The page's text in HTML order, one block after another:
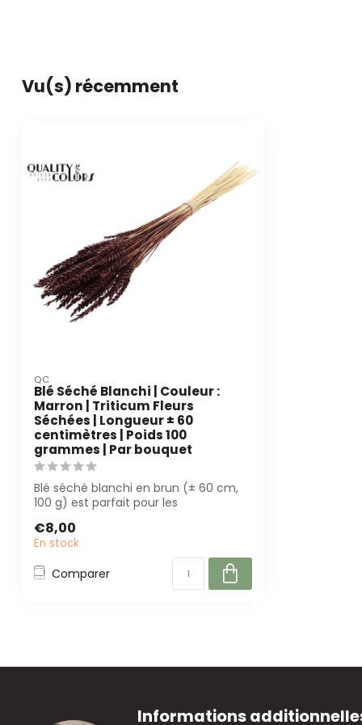
Vu(s) récemment
QC
Blé Séché Blanchi | Couleur :
Marron | Triticum Fleurs
Séchées | Longueur ± 60
centimètres | Poids 100
grammes | Par bouquet
Blé séché blanchi en brun (± 60 cm,
100 g) est parfait pour les
€8,00
En stock
Comparer
Informations